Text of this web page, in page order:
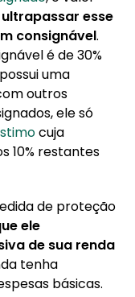
esse
consignável.
é de 30%
uma
outros
ele só
cuja
10% restantes
de proteção
ele
de sua renda
tenha
básicas.